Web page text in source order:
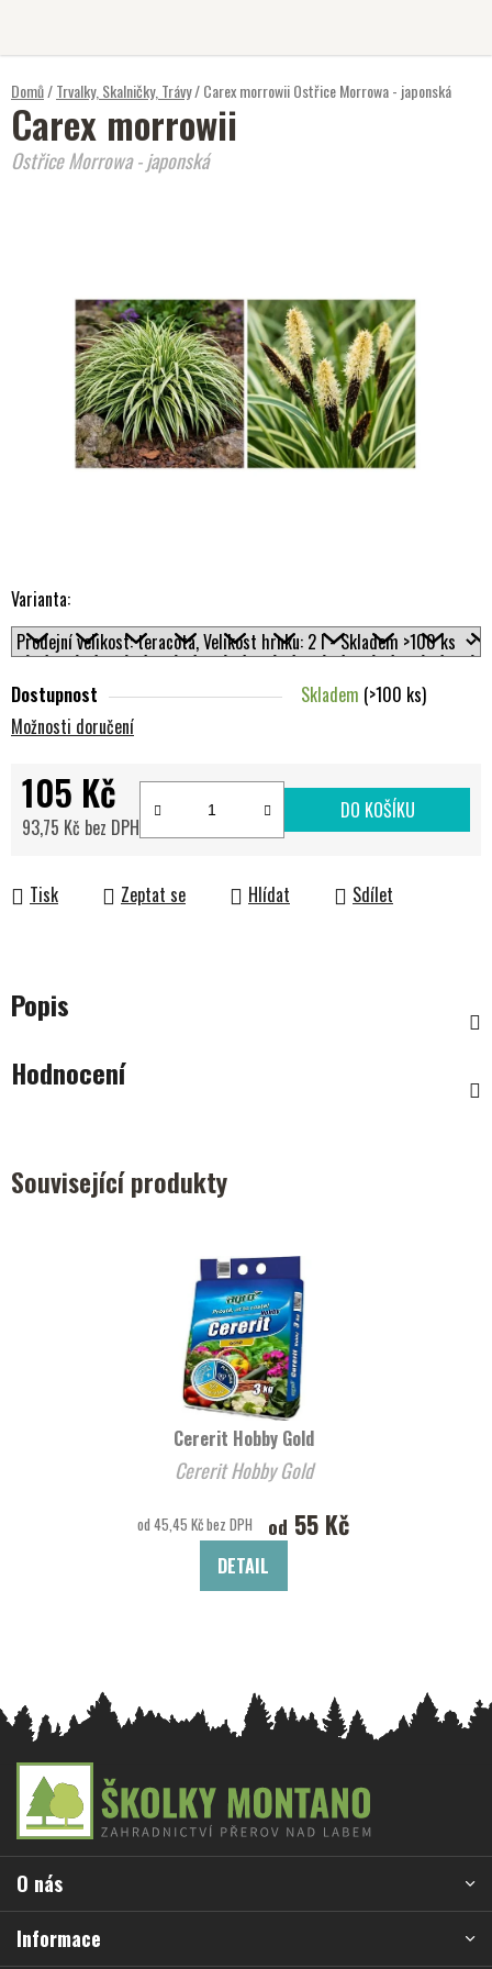
Domů/Trvalky, Skalničky, Trávy/Carex morrowiiOstřice Morrowa - japonská
Varianta:
Dostupnost Skladem (>100 ks)
Možnosti doručení
105 Kč
93,75 Kč bez DPH
DO KOŠÍKU
Tisk Zeptat se Hlídat Sdílet
Carex morrowii
Ostřice Morrowa - japonská
Popis
Hodnocení
Související produkty
Cererit Hobby Gold
Cererit Hobby Gold
od 45,45 Kč bez DPH od 55 Kč
DETAIL
a
í
O nás
Informace